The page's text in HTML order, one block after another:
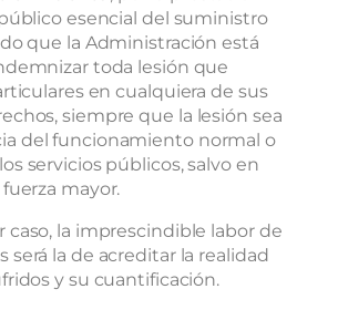
esencial del suministro
que la Administración está
toda lesión que
en cualquiera de sus
siempre que la lesión sea
del funcionamiento normal o
servicios públicos, salvo en
mayor.
caso, la imprescindible labor de
será la de acreditar la realidad
y su cuantificación.